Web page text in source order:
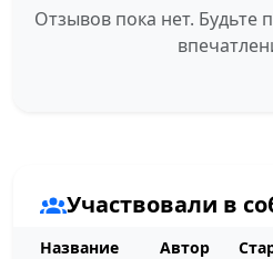
Отзывов пока нет. Будьте
Участвовали в
Название Автор